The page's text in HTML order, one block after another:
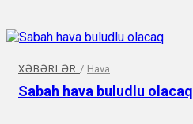
XƏBƏRLƏR / Hava
Sabah hava buludlu olacaq